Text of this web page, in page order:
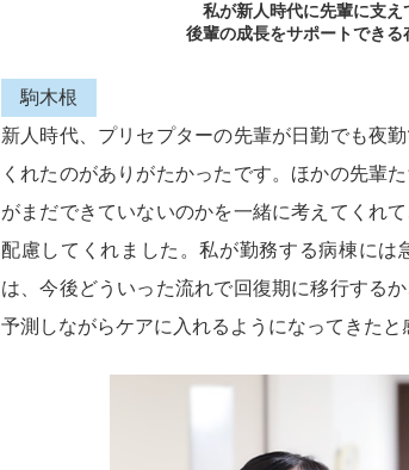
私が新人時代に先輩に支え
後輩の成長をサポートでき
駒木根
新人時代、プリセプターの先輩が日勤でも夜
くれたのがありがたかったです。ほかの先輩
がまだできていないのかを一緒に考えてくれ
配慮してくれました。私が勤務する病棟に
は、今後どういった流れで回復期に移行する
予測しながらケアに入れるようになってきたと